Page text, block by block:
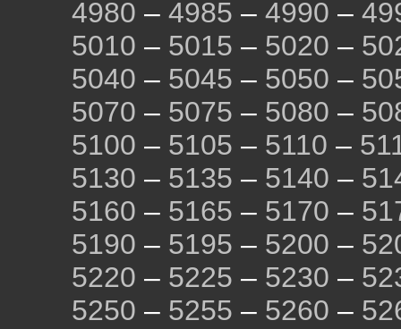
4980 – 4985 – 4990 –
5010 – 5015 – 5020 –
5040 – 5045 – 5050 –
5070 – 5075 – 5080 –
5100 – 5105 – 5110 –
5130 – 5135 – 5140 –
5160 – 5165 – 5170 –
5190 – 5195 – 5200 –
5220 – 5225 – 5230 –
5250 – 5255 – 5260 –